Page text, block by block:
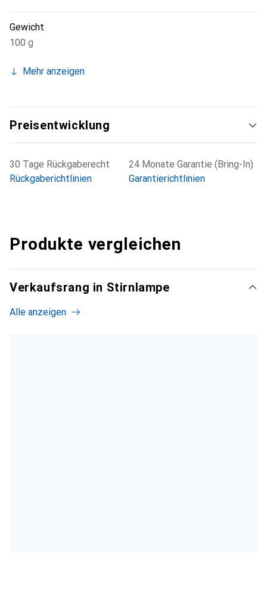
Gewicht
100 g
Mehr anzeigen
Preisentwicklung
30 Tage Rückgaberecht
Rückgaberichtlinien
24 Monate Garantie (Bring-In)
Garantierichtlinien
Produkte vergleichen
Verkaufsrang in Stirnlampe
Alle anzeigen